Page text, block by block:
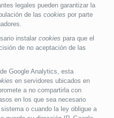
legales pueden garantizar la
de las cookies por parte
instalar cookies para que el
de no aceptación de las
de Google Analytics, esta
en servidores ubicados en
a no compartirla con
en los que sea necesario
o cuando la ley obligue a